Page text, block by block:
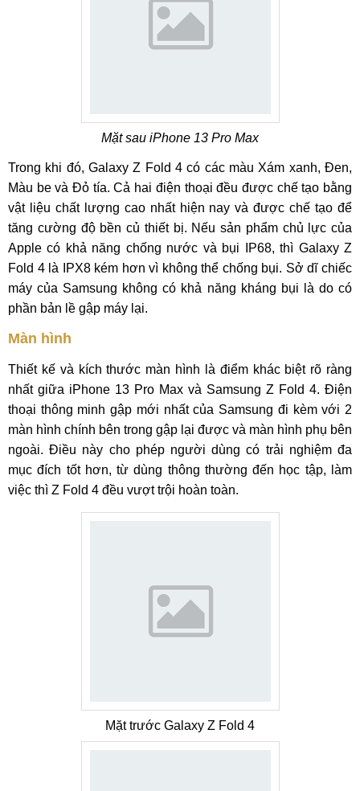
Mặt sau iPhone 13 Pro Max
Trong khi đó, Galaxy Z Fold 4 có các màu Xám xanh, Đen,
Màu be và Đỏ tía. Cả hai điện thoại đều được chế tạo bằng
vật liệu chất lượng cao nhất hiện nay và được chế tạo để
tăng cường độ bền củ thiết bị. Nếu sản phẩm chủ lực của
Apple có khả năng chống nước và bụi IP68, thì Galaxy Z
Fold 4 là IPX8 kém hơn vì không thể chống bụi. Sở dĩ chiếc
máy của Samsung không có khả năng kháng bụi là do có
phần bản lề gập máy lại.
Màn hình
Thiết kế và kích thước màn hình là điểm khác biệt rõ ràng
nhất giữa iPhone 13 Pro Max và Samsung Z Fold 4. Điện
thoại thông minh gập mới nhất của Samsung đi kèm với 2
màn hình chính bên trong gập lại được và màn hình phụ bên
ngoài. Điều này cho phép người dùng có trải nghiệm đa
mục đích tốt hơn, từ dùng thông thường đến học tập, làm
việc thì Z Fold 4 đều vượt trội hoàn toàn.
Mặt trước Galaxy Z Fold 4